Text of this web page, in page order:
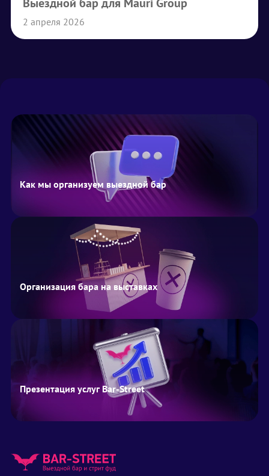
2 апреля 2026
Как мы организуем выездной бар
Организация бара на выставках
Презентация услуг Bar-Street